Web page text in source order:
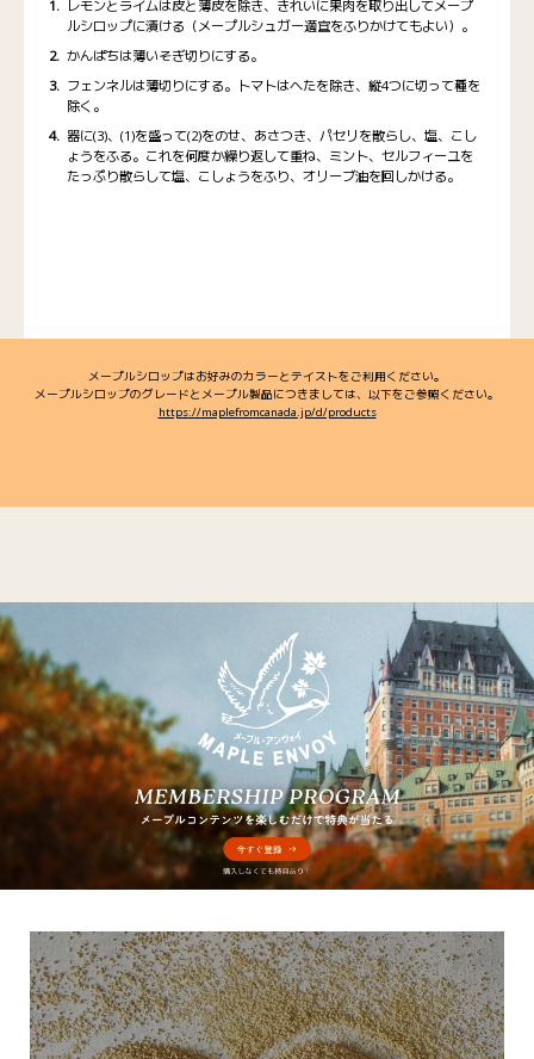
レモンとライムは皮と薄皮を除き、きれいに果肉を取り出してメープ
ルシロップに漬ける（メープルシュガー適宜をふりかけてもよい）。
かんぱちは薄いそぎ切りにする。
フェンネルは薄切りにする。トマトはへたを除き、縦4つに切って種を
除く。
器に(3)、(1)を盛って(2)をのせ、あさつき、パセリを散らし、塩、こし
ょうをふる。これを何度か繰り返して重ね、ミント、セルフィーユを
たっぷり散らして塩、こしょうをふり、オリーブ油を回しかける。
メープルシロップはお好みのカラーとテイストをご利用ください。
メープルシロップのグレードとメープル製品につきましては、以下をご参照ください。
https://maplefromcanada.jp/d/products